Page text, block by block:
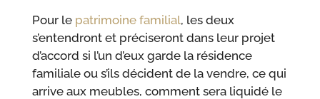
Pour lepatrimoine familial, les deux
s’entendront et préciseront dans leur projet
d’accord si l’un d’eux garde la résidence
familiale ou s’ils décident de la vendre, ce qui
arrive aux meubles, comment sera liquidé le